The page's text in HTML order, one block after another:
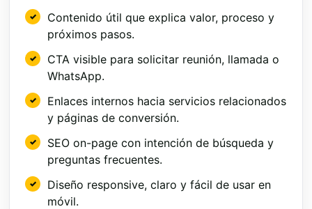
Contenido útil que explica valor, proceso y
próximos pasos.
CTA visible para solicitar reunión, llamada o
WhatsApp.
Enlaces internos hacia servicios relacionados
y páginas de conversión.
SEO on-page con intención de búsqueda y
preguntas frecuentes.
Diseño responsive, claro y fácil de usar en
móvil.